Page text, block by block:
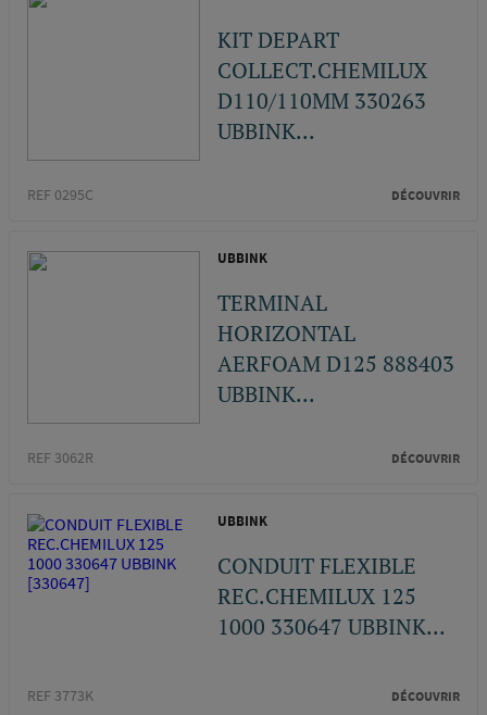
KIT DEPART
COLLECT.CHEMILUX
D110/110MM 330263
UBBINK...
REF 0295C DÉCOUVRIR
UBBINK
TERMINAL
HORIZONTAL
AERFOAM D125 888403
UBBINK...
REF 3062R DÉCOUVRIR
UBBINK
CONDUIT FLEXIBLE
REC.CHEMILUX 125
1000 330647 UBBINK...
REF 3773K DÉCOUVRIR